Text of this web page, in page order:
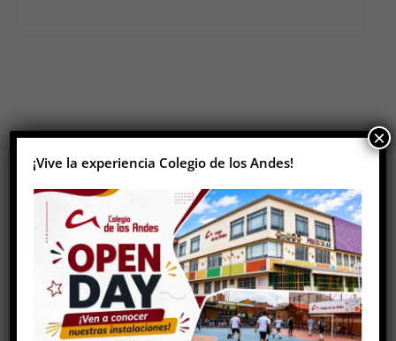
Últimas
Noticia
¡Vive la experiencia Colegio de los Andes!
×